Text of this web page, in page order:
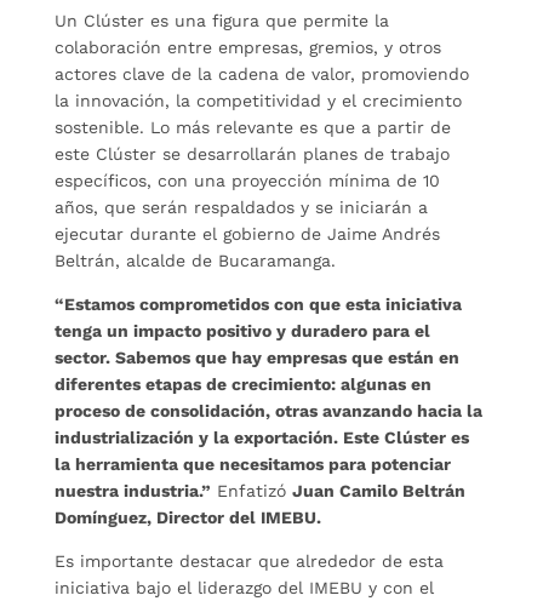
Un Clúster es una figura que permite la
colaboración entre empresas, gremios, y otros
actores clave de la cadena de valor, promoviendo
la innovación, la competitividad y el crecimiento
sostenible. Lo más relevante es que a partir de
este Clúster se desarrollarán planes de trabajo
específicos, con una proyección mínima de 10
años, que serán respaldados y se iniciarán a
ejecutar durante el gobierno de Jaime Andrés
Beltrán, alcalde de Bucaramanga.
“Estamos comprometidos con que esta iniciativa
tenga un impacto positivo y duradero para el
sector. Sabemos que hay empresas que están en
diferentes etapas de crecimiento: algunas en
proceso de consolidación, otras avanzando hacia la
industrialización y la exportación. Este Clúster es
la herramienta que necesitamos para potenciar
nuestra industria.” Enfatizó Juan Camilo Beltrán
Domínguez, Director del IMEBU.
Es importante destacar que alrededor de esta
iniciativa bajo el liderazgo del IMEBU y con el